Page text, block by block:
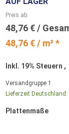
48,76 € / m² *
Preis ab
48,76 €
Inkl. 19% Steuern ,
Versandgruppe 1
Lieferzeit Deutschland:
Plattenmaße